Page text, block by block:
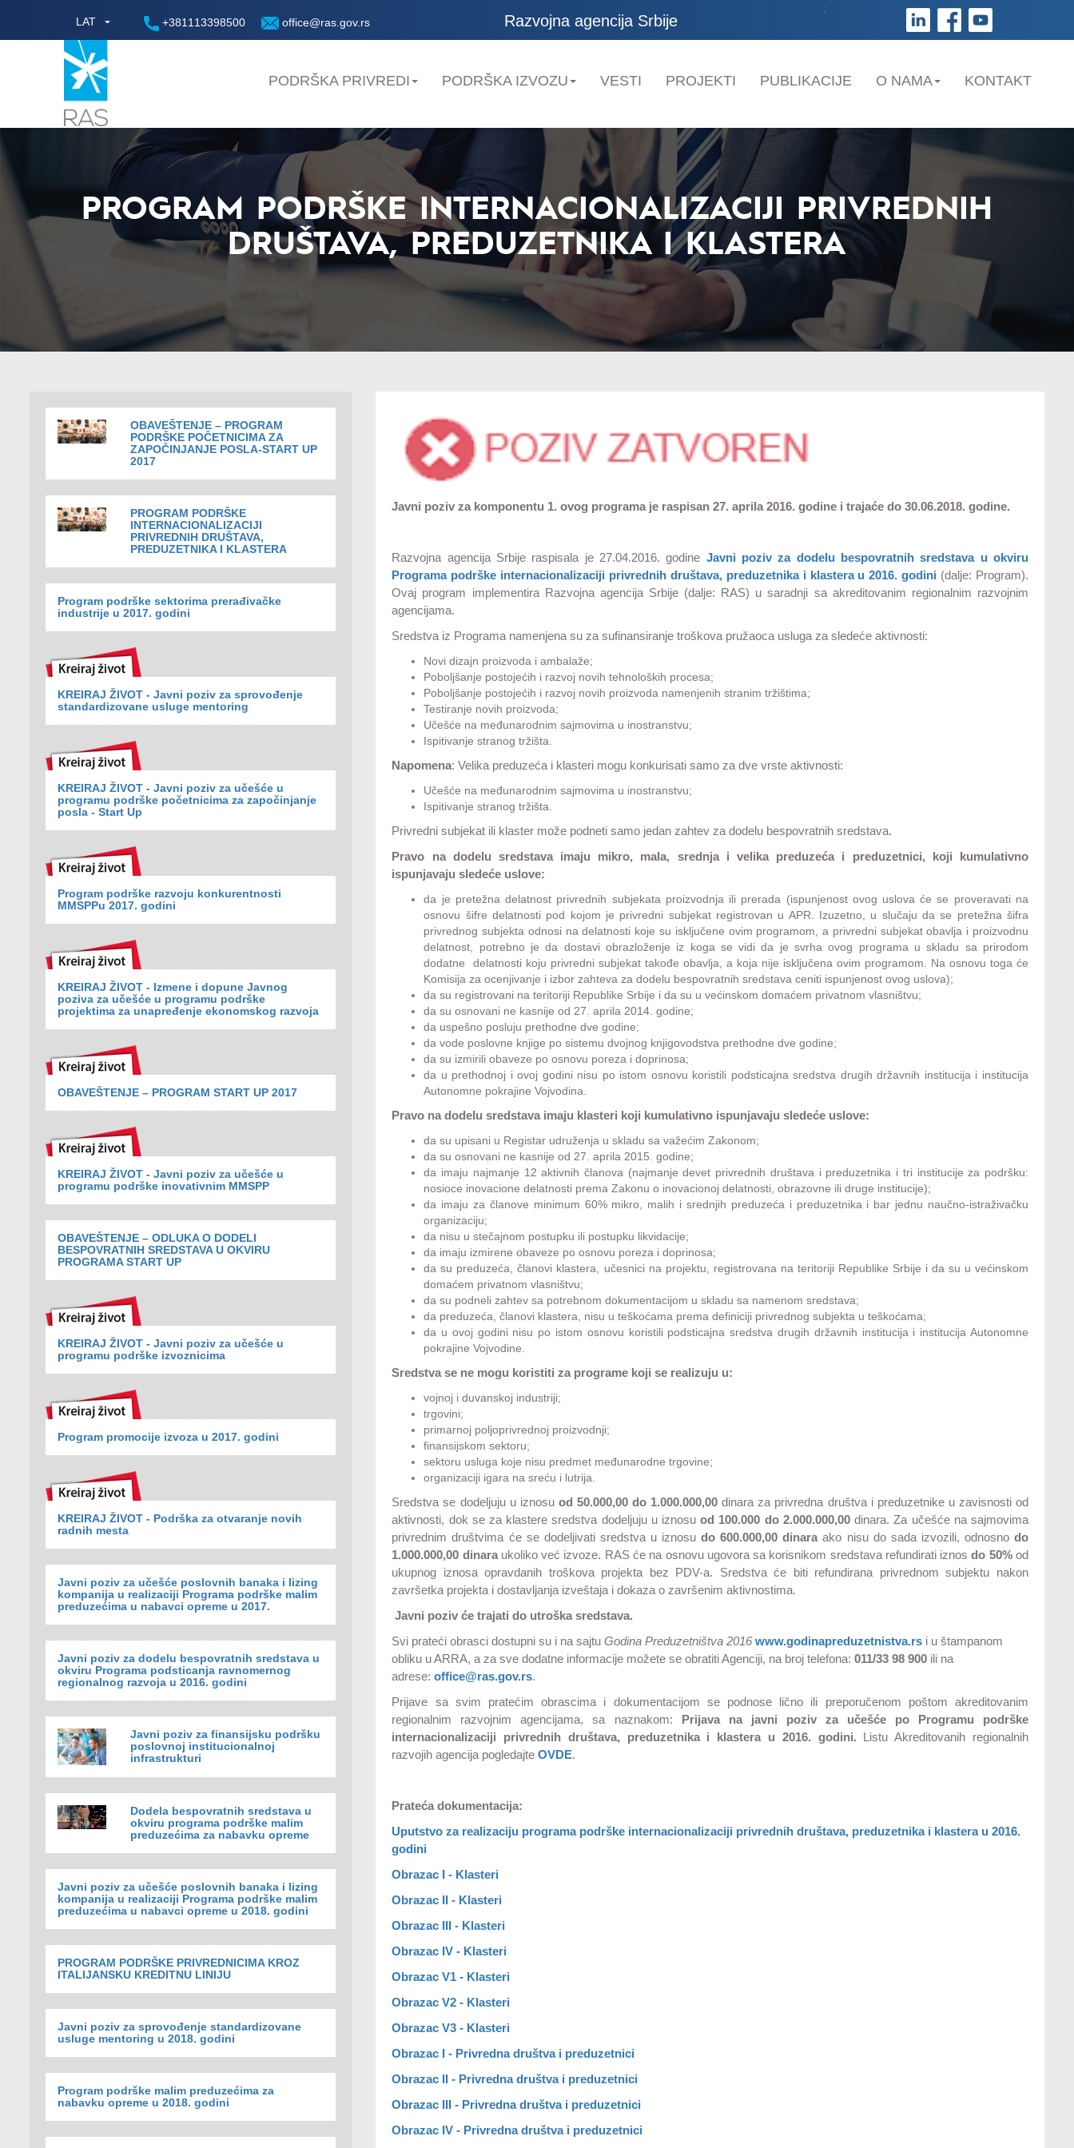
LAT +381113398500 office@ras.gov.rs Razvojna agencija Srbije
;
PODRŠKA PRIVREDI PODRŠKA IZVOZU VESTI PROJEKTI PUBLIKACIJE O NAMA KONTAKT
PROGRAM PODRŠKE INTERNACIONALIZACIJI PRIVREDNIH
DRUŠTAVA, PREDUZETNIKA I KLASTERA
OBAVEŠTENJE – PROGRAM
PODRŠKE POČETNICIMA ZA
ZAPOČINJANJE POSLA-START UP
2017
PROGRAM PODRŠKE
INTERNACIONALIZACIJI
PRIVREDNIH DRUŠTAVA,
PREDUZETNIKA I KLASTERA
Program podrške sektorima prerađivačke
industrije u 2017. godini
KREIRAJ ŽIVOT - Javni poziv za sprovođenje
standardizovane usluge mentoring
KREIRAJ ŽIVOT - Javni poziv za učešće u
programu podrške početnicima za započinjanje
posla - Start Up
Program podrške razvoju konkurentnosti
MMSPPu 2017. godini
KREIRAJ ŽIVOT - Izmene i dopune Javnog
poziva za učešće u programu podrške
projektima za unapređenje ekonomskog razvoja
OBAVEŠTENJE – PROGRAM START UP 2017
KREIRAJ ŽIVOT - Javni poziv za učešće u
programu podrške inovativnim MMSPP
OBAVEŠTENJE – ODLUKA O DODELI
BESPOVRATNIH SREDSTAVA U OKVIRU
PROGRAMA START UP
KREIRAJ ŽIVOT - Javni poziv za učešće u
programu podrške izvoznicima
Program promocije izvoza u 2017. godini
KREIRAJ ŽIVOT - Podrška za otvaranje novih
radnih mesta
Javni poziv za učešće poslovnih banaka i lizing
kompanija u realizaciji Programa podrške malim
preduzećima u nabavci opreme u 2017.
Javni poziv za dodelu bespovratnih sredstava u
okviru Programa podsticanja ravnomernog
regionalnog razvoja u 2016. godini
Javni poziv za finansijsku podršku
poslovnoj institucionalnoj
infrastrukturi
Dodela bespovratnih sredstava u
okviru programa podrške malim
preduzećima za nabavku opreme
Javni poziv za učešće poslovnih banaka i lizing
kompanija u realizaciji Programa podrške malim
preduzećima u nabavci opreme u 2018. godini
PROGRAM PODRŠKE PRIVREDNICIMA KROZ
ITALIJANSKU KREDITNU LINIJU
Javni poziv za sprovođenje standardizovane
usluge mentoring u 2018. godini
Program podrške malim preduzećima za
nabavku opreme u 2018. godini
Javni poziv za komponentu 1. ovog programa je raspisan 27. aprila 2016. godine i trajaće do 30.06.2018. godine.
Razvojna agencija Srbije raspisala je 27.04.2016. godine Javni poziv za dodelu bespovratnih sredstava u okviru
Programa podrške internacionalizaciji privrednih društava, preduzetnika i klastera u 2016. godini (dalje: Program).
Ovaj program implementira Razvojna agencija Srbije (dalje: RAS) u saradnji sa akreditovanim regionalnim razvojnim
agencijama.
Sredstva iz Programa namenjena su za sufinansiranje troškova pružaoca usluga za sledeće aktivnosti:
Novi dizajn proizvoda i ambalaže;
Poboljšanje postojećih i razvoj novih tehnoloških procesa;
Poboljšanje postojećih i razvoj novih proizvoda namenjenih stranim tržištima;
Testiranje novih proizvoda;
Učešće na međunarodnim sajmovima u inostranstvu;
Ispitivanje stranog tržišta.
Napomena: Velika preduzeća i klasteri mogu konkurisati samo za dve vrste aktivnosti:
Učešće na međunarodnim sajmovima u inostranstvu;
Ispitivanje stranog tržišta.
Privredni subjekat ili klaster može podneti samo jedan zahtev za dodelu bespovratnih sredstava.
Pravo na dodelu sredstava imaju mikro, mala, srednja i velika preduzeća i preduzetnici, koji kumulativno
ispunjavaju sledeće uslove:
da je pretežna delatnost privrednih subjekata proizvodnja ili prerada (ispunjenost ovog uslova će se proveravati na
osnovu šifre delatnosti pod kojom je privredni subjekat registrovan u APR. Izuzetno, u slučaju da se pretežna šifra
privrednog subjekta odnosi na delatnosti koje su isključene ovim programom, a privredni subjekat obavlja i proizvodnu
delatnost, potrebno je da dostavi obrazloženje iz koga se vidi da je svrha ovog programa u skladu sa prirodom
dodatne delatnosti koju privredni subjekat takođe obavlja, a koja nije isključena ovim programom. Na osnovu toga će
Komisija za ocenjivanje i izbor zahteva za dodelu bespovratnih sredstava ceniti ispunjenost ovog uslova);
da su registrovani na teritoriji Republike Srbije i da su u većinskom domaćem privatnom vlasništvu;
da su osnovani ne kasnije od 27. aprila 2014. godine;
da uspešno posluju prethodne dve godine;
da vode poslovne knjige po sistemu dvojnog knjigovodstva prethodne dve godine;
da su izmirili obaveze po osnovu poreza i doprinosa;
da u prethodnoj i ovoj godini nisu po istom osnovu koristili podsticajna sredstva drugih državnih institucija i institucija
Autonomne pokrajine Vojvodina.
Pravo na dodelu sredstava imaju klasteri koji kumulativno ispunjavaju sledeće uslove:
da su upisani u Registar udruženja u skladu sa važećim Zakonom;
da su osnovani ne kasnije od 27. aprila 2015. godine;
da imaju najmanje 12 aktivnih članova (najmanje devet privrednih društava i preduzetnika i tri institucije za podršku:
nosioce inovacione delatnosti prema Zakonu o inovacionoj delatnosti, obrazovne ili druge institucije);
da imaju za članove minimum 60% mikro, malih i srednjih preduzeća i preduzetnika i bar jednu naučno-istraživačku
organizaciju;
da nisu u stečajnom postupku ili postupku likvidacije;
da imaju izmirene obaveze po osnovu poreza i doprinosa;
da su preduzeća, članovi klastera, učesnici na projektu, registrovana na teritoriji Republike Srbije i da su u većinskom
domaćem privatnom vlasništvu;
da su podneli zahtev sa potrebnom dokumentacijom u skladu sa namenom sredstava;
da preduzeća, članovi klastera, nisu u teškoćama prema definiciji privrednog subjekta u teškoćama;
da u ovoj godini nisu po istom osnovu koristili podsticajna sredstva drugih državnih institucija i institucija Autonomne
pokrajine Vojvodine.
Sredstva se ne mogu koristiti za programe koji se realizuju u:
vojnoj i duvanskoj industriji;
trgovini;
primarnoj poljoprivrednoj proizvodnji;
finansijskom sektoru;
sektoru usluga koje nisu predmet međunarodne trgovine;
organizaciji igara na sreću i lutrija.
Sredstva se dodeljuju u iznosu od 50.000,00 do 1.000.000,00 dinara za privredna društva i preduzetnike u zavisnosti od
aktivnosti, dok se za klastere sredstva dodeljuju u iznosuod 100.000 do 2.000.000,00dinara. Za učešće na sajmovima
privrednim društvima će se dodeljivati sredstva u iznosudo 600.000,00 dinara ako nisu do sada izvozili, odnosno do
1.000.000,00 dinaraukoliko već izvoze. RAS će na osnovu ugovora sa korisnikom sredstava refundirati iznosdo 50%od
ukupnog iznosa opravdanih troškova projekta bez PDV-a. Sredstva će biti refundirana privrednom subjektu nakon
završetka projekta i dostavljanja izveštaja i dokaza o završenim aktivnostima.
Javni poziv će trajati do utroška sredstava.
Svi prateći obrasci dostupni su i na sajtuGodina Preduzetništva 2016 www.godinapreduzetnistva.rs i u štampanom
obliku u ARRA, a za sve dodatne informacije možete se obratiti Agenciji, na broj telefona:011/33 98 900 ili na
adrese:office@ras.gov.rs.
Prijave sa svim pratećim obrascima i dokumentacijom se podnose lično ili preporučenom poštom akreditovanim
regionalnim razvojnim agencijama, sa naznakom: Prijava na javni poziv za učešće po Programu podrške
internacionalizaciji privrednih društava, preduzetnika i klastera u 2016. godini. Listu Akreditovanih regionalnih
razvojih agencija pogledajte OVDE.
Prateća dokumentacija:
Uputstvo za realizaciju programa podrške internacionalizaciji privrednih društava, preduzetnika i klastera u 2016.
godini
Obrazac I - Klasteri
Obrazac II - Klasteri
Obrazac III - Klasteri
Obrazac IV - Klasteri
Obrazac V1 - Klasteri
Obrazac V2 - Klasteri
Obrazac V3 - Klasteri
Obrazac I - Privredna društva i preduzetnici
Obrazac II - Privredna društva i preduzetnici
Obrazac III - Privredna društva i preduzetnici
Obrazac IV - Privredna društva i preduzetnici